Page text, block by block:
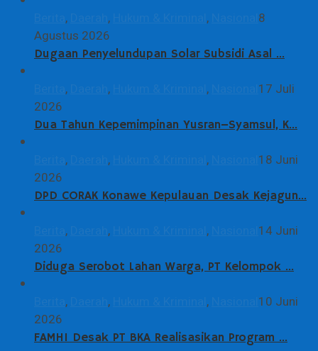
, , ,
8
Agustus 2026
Dugaan Penyelundupan Solar Subsidi Asal …
, , ,
17 Juli
2026
Dua Tahun Kepemimpinan Yusran–Syamsul, K…
, , ,
18 Juni
2026
DPD CORAK Konawe Kepulauan Desak Kejagun…
, , ,
14 Juni
2026
Diduga Serobot Lahan Warga, PT Kelompok …
, , ,
10 Juni
2026
FAMHI Desak PT BKA Realisasikan Program …